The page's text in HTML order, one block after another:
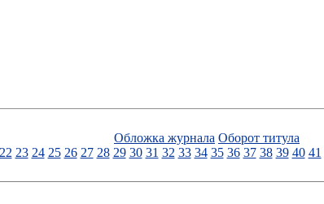
Обложка журнала Оборот титула
22 23 24 25 26 27 28 29 30 31 32 33 34 35 36 37 38 39 40 41